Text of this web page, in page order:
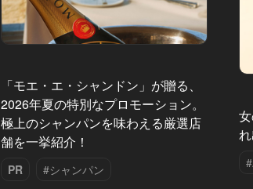
「モエ・エ・シャンドン」が贈る、
2026年夏の特別なプロモーション。
極上のシャンパンを味わえる厳選店
舗を一挙紹介！
PR #シャンパン